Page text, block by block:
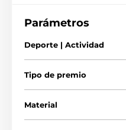
Parámetros
Deporte | Actividad
Tipo de premio
Material